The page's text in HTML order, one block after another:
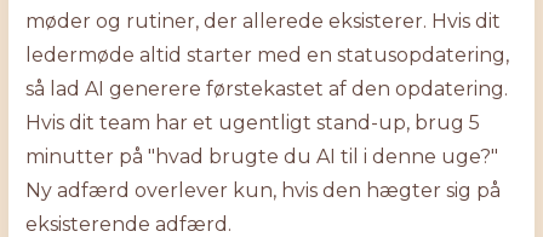
møder og rutiner, der allerede eksisterer. Hvis dit
ledermøde altid starter med en statusopdatering,
så lad AI generere førstekastet af den opdatering.
Hvis dit team har et ugentligt stand-up, brug 5
minutter på "hvad brugte du AI til i denne uge?"
Ny adfærd overlever kun, hvis den hægter sig på
eksisterende adfærd.